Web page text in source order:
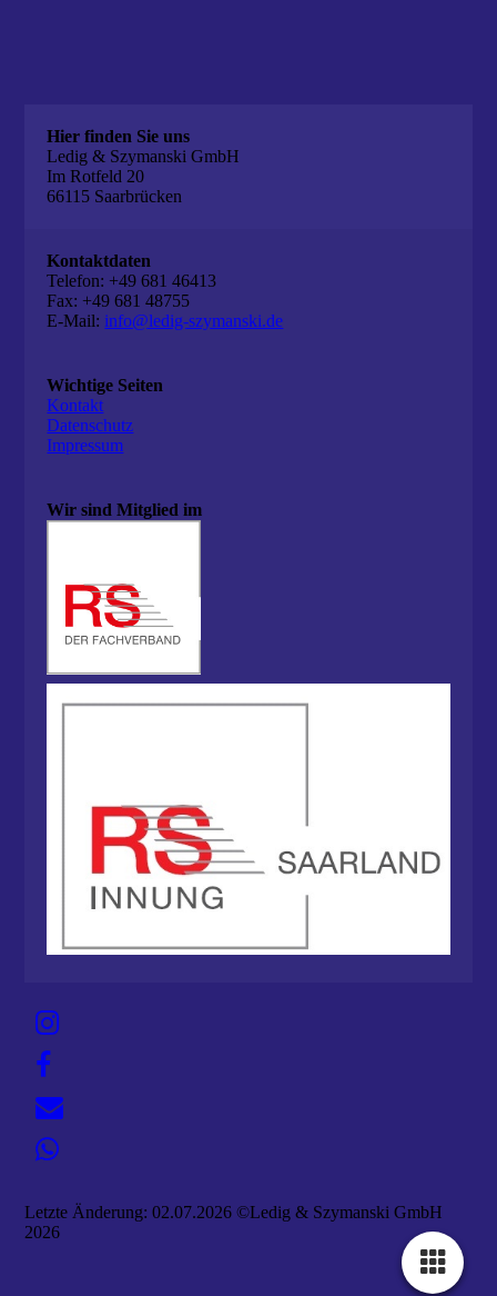
Hier finden Sie uns
Ledig & Szymanski GmbH
Im Rotfeld 20
66115 Saarbrücken
Kontaktdaten
Telefon: +49 681 46413
Fax: +49 681 48755
E-Mail: info@ledig-szymanski.de
Wichtige Seiten
Kontakt
Datenschutz
Impressum
Wir sind Mitglied im
Letzte Änderung: 02.07.2026 ©Ledig & Szymanski GmbH
2026